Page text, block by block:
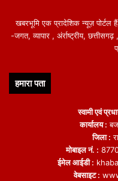
खबरभूमि एक प्रादेशिक न्यूज़
-जगत, व्यापार , अंर्राष्ट्रीय,
हमारा पता
स्वामी एवं
कार्यालय :
जिला :
मोबाइल नं. :
ईमेल आईडी :
वेबसाइट :